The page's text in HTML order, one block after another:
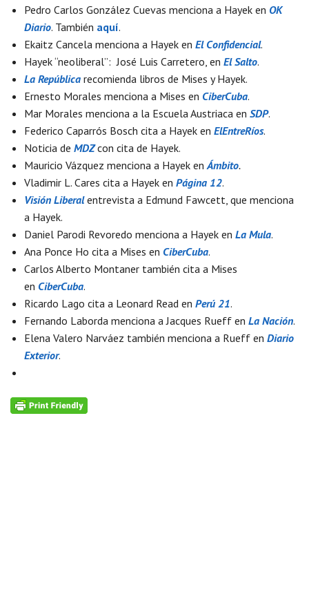
Pedro Carlos González Cuevas menciona a Hayek en OK
Diario. También aquí.
Ekaitz Cancela menciona a Hayek en El Confidencial.
Hayek “neoliberal”: José Luis Carretero, en El Salto.
La República recomienda libros de Mises y Hayek.
Ernesto Morales menciona a Mises en CiberCuba.
Mar Morales menciona a la Escuela Austriaca en SDP.
Federico Caparrós Bosch cita a Hayek en ElEntreRíos.
Noticia de MDZ con cita de Hayek.
Mauricio Vázquez menciona a Hayek enÁmbito.
Vladimir L. Cares cita a Hayek en Página 12.
Visión Liberal entrevista a Edmund Fawcett, que menciona
a Hayek.
Daniel Parodi Revoredo menciona a Hayek en La Mula.
Ana Ponce Ho cita a Mises en CiberCuba.
Carlos Alberto Montaner también cita a Mises
en CiberCuba.
Ricardo Lago cita a Leonard Read en Perú 21.
Fernando Laborda menciona a Jacques Rueff en La Nación.
Elena Valero Narváez también menciona a Rueff en Diario
Exterior.